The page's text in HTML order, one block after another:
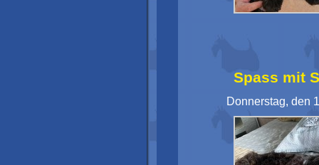
Spass mit
Donnerstag, den